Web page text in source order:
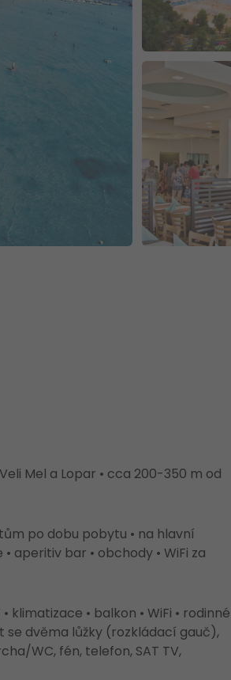
Mel a Lopar • cca 200-350 m od
po dobu pobytu • na hlavní
aperitiv bar • obchody • WiFi za
klimatizace • balkon • WiFi • rodinné
se dvěma lůžky (rozkládací gauč),
WC, fén, telefon, SAT TV,